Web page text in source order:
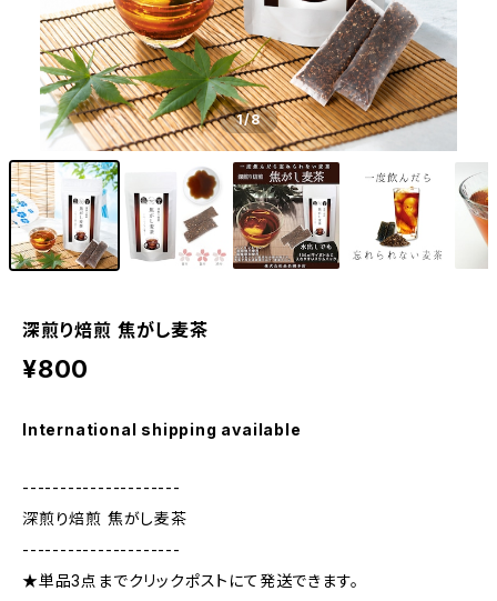
1/8
深煎り焙煎 焦がし麦茶
¥800
International shipping available
---------------------
深煎り焙煎 焦がし麦茶
---------------------
★単品3点までクリックポストにて発送できます。